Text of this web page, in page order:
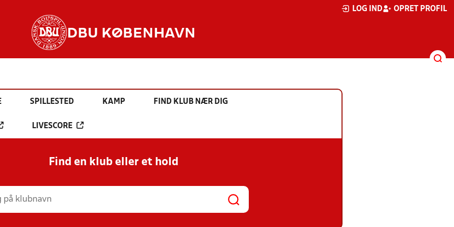
LOG IND OPRET PROFIL
DBU KØBENHAVN
SPILLESTED KAMP FIND KLUB NÆR DIG
LIVESCORE
Find en klub eller et hold